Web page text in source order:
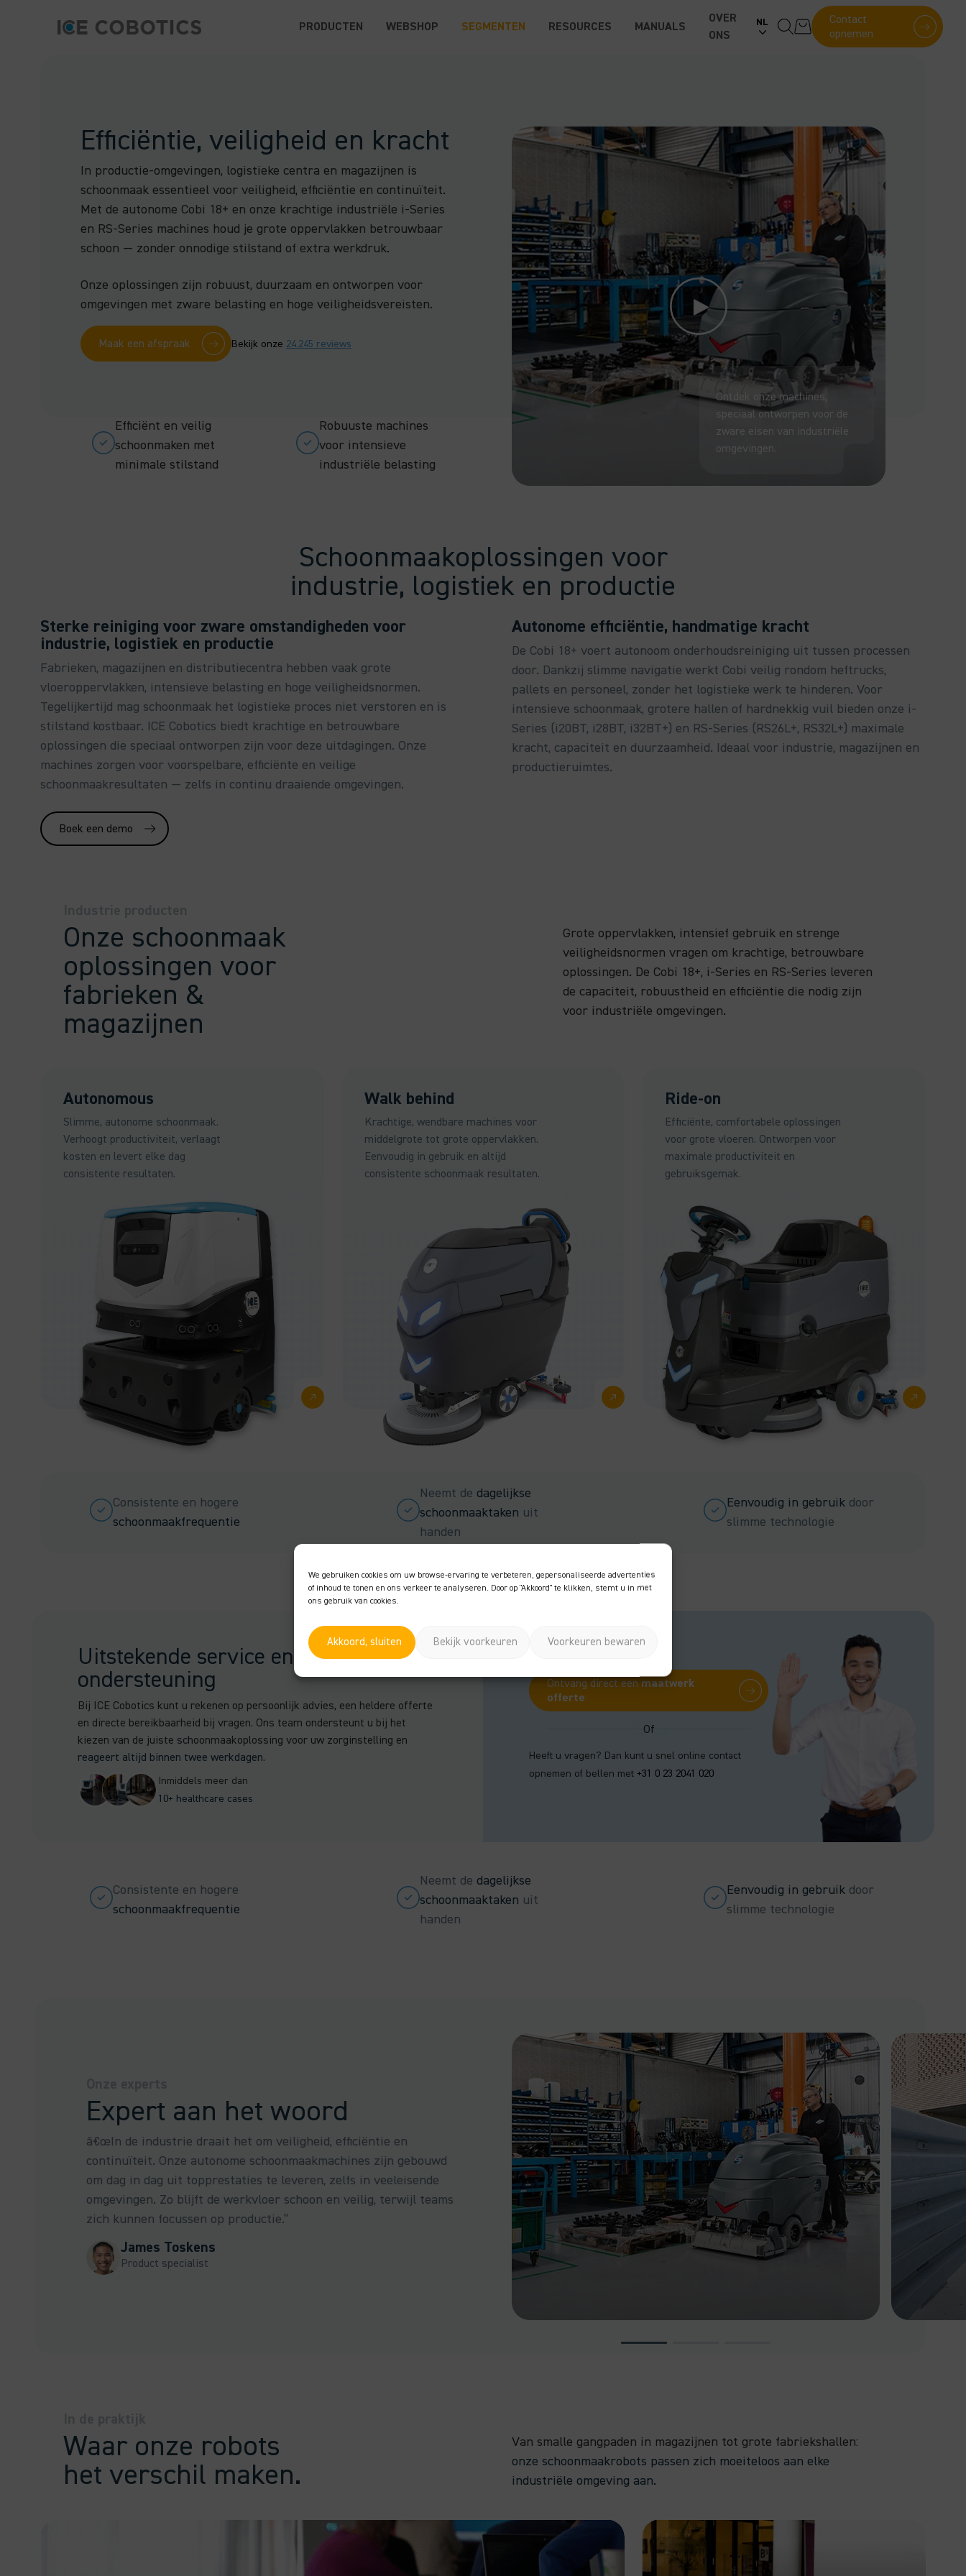
We gebruiken cookies om uw browse-ervaring te verbeteren, gepersonaliseerde advertenties
of inhoud te tonen en ons verkeer te analyseren. Door op "Akkoord" te klikken, stemt u in met
ons gebruik van cookies.
Akkoord, sluiten Bekijk voorkeuren Voorkeuren bewaren
PRODUCTEN WEBSHOP SEGMENTEN RESOURCES MANUALS
OVER
ONS
NL
Contact
opnemen
Efficiëntie, veiligheid en kracht
In productie-omgevingen, logistieke centra en magazijnen is
schoonmaak essentieel voor veiligheid, efficiëntie en continuïteit.
Met de autonome Cobi 18+ en onze krachtige industriële i-Series
en RS-Series machines houd je grote oppervlakken betrouwbaar
schoon — zonder onnodige stilstand of extra werkdruk.
Onze oplossingen zijn robuust, duurzaam en ontworpen voor
omgevingen met zware belasting en hoge veiligheidsvereisten.
Maak een afspraak Bekijk onze 24.245 reviews
Efficiënt en veilig
schoonmaken met
minimale stilstand
Robuuste machines
voor intensieve
industriële belasting
Ontdek onze machines,
speciaal ontworpen voor de
zware eisen van industriële
omgevingen.
Schoonmaakoplossingen voor
industrie, logistiek en productie
Sterke reiniging voor zware omstandigheden voor
industrie, logistiek en productie
Fabrieken, magazijnen en distributiecentra hebben vaak grote
vloeroppervlakken, intensieve belasting en hoge veiligheidsnormen.
Tegelijkertijd mag schoonmaak het logistieke proces niet verstoren en is
stilstand kostbaar. ICE Cobotics biedt krachtige en betrouwbare
oplossingen die speciaal ontworpen zijn voor deze uitdagingen. Onze
machines zorgen voor voorspelbare, efficiënte en veilige
schoonmaakresultaten — zelfs in continu draaiende omgevingen.
Autonome efficiëntie, handmatige kracht
De Cobi 18+ voert autonoom onderhoudsreiniging uit tussen processen
door. Dankzij slimme navigatie werkt Cobi veilig rondom heftrucks,
pallets en personeel, zonder het logistieke werk te hinderen. Voor
intensieve schoonmaak, grotere hallen of hardnekkig vuil bieden onze i-
Series (i20BT, i28BT, i32BT+) en RS-Series (RS26L+, RS32L+) maximale
kracht, capaciteit en duurzaamheid. Ideaal voor industrie, magazijnen en
productieruimtes.
Boek een demo
Onze schoonmaak
oplossingen voor
fabrieken &
magazijnen
Grote oppervlakken, intensief gebruik en strenge
veiligheidsnormen vragen om krachtige, betrouwbare
oplossingen. De Cobi 18+, i-Series en RS-Series leveren
de capaciteit, robuustheid en efficiëntie die nodig zijn
voor industriële omgevingen.
Autonomous
Slimme, autonome schoonmaak.
Verhoogt productiviteit, verlaagt
kosten en levert elke dag
consistente resultaten.
Walk behind
Krachtige, wendbare machines voor
middelgrote tot grote oppervlakken.
Eenvoudig in gebruik en altijd
consistente schoonmaak resultaten.
Ride-on
Efficiënte, comfortabele oplossingen
voor grote vloeren. Ontworpen voor
maximale productiviteit en
gebruiksgemak.
Consistente en hogere
schoonmaakfrequentie
Neemt de dagelijkse
schoonmaaktaken uit
handen
Eenvoudig in gebruikdoor
slimme technologie
Uitstekende service en directe
ondersteuning
Bij ICE Cobotics kunt u rekenen op persoonlijk advies, een heldere offerte
en directe bereikbaarheid bij vragen. Ons team ondersteunt u bij het
kiezen van de juiste schoonmaakoplossing voor uw zorginstelling en
reageert altijd binnen twee werkdagen.
Inmiddels meer dan
10+ healthcare cases
Ontvang direct een maatwerk
offerte
Heeft u vragen? Dan kunt u snel online contact
opnemen of bellen met +31 0 23 2041 020
Consistente en hogere
schoonmaakfrequentie
Neemt de dagelijkse
schoonmaaktaken uit
handen
Eenvoudig in gebruikdoor
slimme technologie
Expert aan het woord
â€œIn de industrie draait het om veiligheid, efficiëntie en
continuïteit. Onze autonome schoonmaakmachines zijn gebouwd
om dag in dag uit topprestaties te leveren, zelfs in veeleisende
omgevingen. Zo blijft de werkvloer schoon en veilig, terwijl teams
zich kunnen focussen op productie.”
James Toskens
Product specialist
Waar onze robots
het verschil maken.
Van smalle gangpaden in magazijnen tot grote fabriekshallen:
onze schoonmaakrobots passen zich moeiteloos aan elke
industriële omgeving aan.